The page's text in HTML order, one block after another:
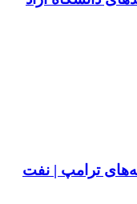
ترامپ | نفت